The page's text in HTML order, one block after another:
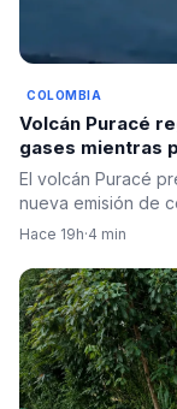
COLOMBIA
Volcán Puracé
gases mientras
El volcán Puracé
nueva emisión de
Hace 19h·4 min